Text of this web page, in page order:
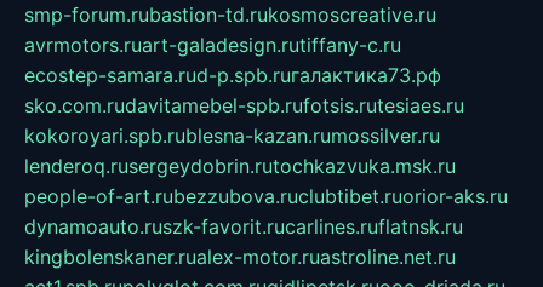
smp-forum.rubastion-td.rukosmoscreative.ru
avrmotors.ruart-galadesign.rutiffany-c.ru
ecostep-samara.rud-p.spb.ruгалактика73.рф
sko.com.rudavitamebel-spb.rufotsis.rutesiaes.ru
kokoroyari.spb.rublesna-kazan.rumossilver.ru
lenderoq.rusergeydobrin.rutochkazvuka.msk.ru
people-of-art.rubezzubova.ruclubtibet.ruorior-aks.ru
dynamoauto.ruszk-favorit.rucarlines.ruflatnsk.ru
kingbolenskaner.rualex-motor.ruastroline.net.ru